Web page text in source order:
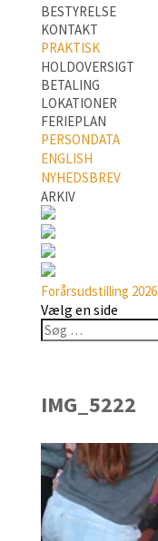
BESTYRELSE
KONTAKT
PRAKTISK
HOLDOVERSIGT
BETALING
LOKATIONER
FERIEPLAN
PERSONDATA
ENGLISH
NYHEDSBREV
ARKIV
Forårsudstilling 2026
Vælg en side
IMG_5222